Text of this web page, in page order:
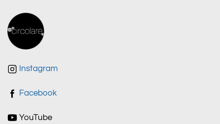
Instagram
Facebook
YouTube